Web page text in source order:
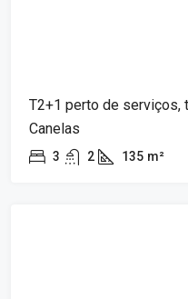
T2+1 perto de serviços,
Canelas
3 2 135 m²